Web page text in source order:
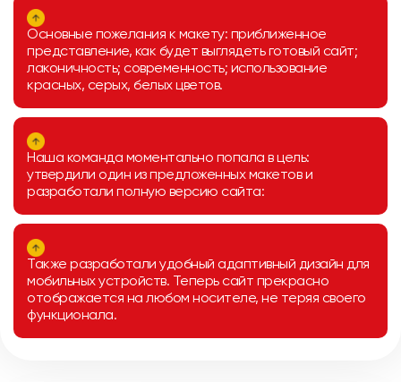
Основные пожелания к макету: приближенное
представление, как будет выглядеть готовый сайт;
лаконичность; современность; использование
красных, серых, белых цветов.
Наша команда моментально попала в цель:
утвердили один из предложенных макетов и
разработали полную версию сайта:
Также разработали удобный адаптивный дизайн для
мобильных устройств. Теперь сайт прекрасно
отображается на любом носителе, не теряя своего
функционала.